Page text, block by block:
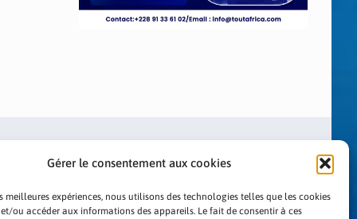
Gérer le consentement aux cookies
meilleures expériences, nous utilisons des technologies telles que les cookies
ou accéder aux informations des appareils. Le fait de consentir à ces